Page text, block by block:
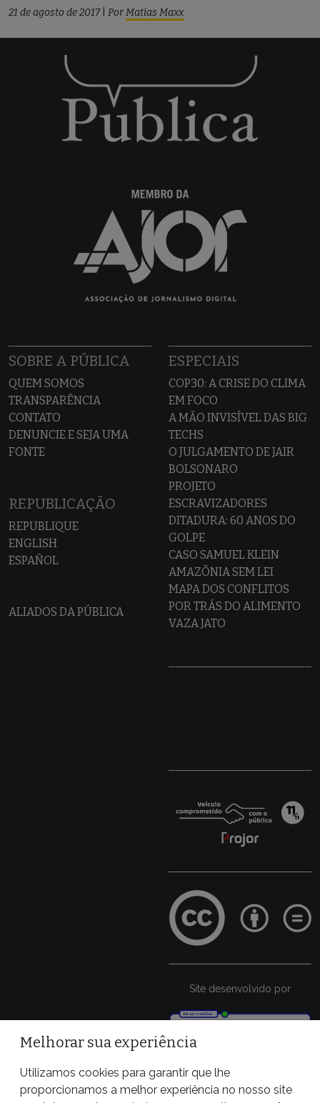
21 de agosto de 2017 PorMatias Maxx
SOBRE A PÚBLICA
QUEM SOMOS
TRANSPARÊNCIA
CONTATO
DENUNCIE E SEJA UMA
FONTE
REPUBLICAÇÃO
REPUBLIQUE
ENGLISH
ESPAÑOL
ALIADOS DA PÚBLICA
ESPECIAIS
COP30: A CRISE DO CLIMA
EM FOCO
A MÃO INVISÍVEL DAS BIG
TECHS
O JULGAMENTO DE JAIR
BOLSONARO
PROJETO
ESCRAVIZADORES
DITADURA: 60 ANOS DO
GOLPE
CASO SAMUEL KLEIN
AMAZÔNIA SEM LEI
MAPA DOS CONFLITOS
POR TRÁS DO ALIMENTO
VAZA JATO
Site desenvolvido por
Melhorar sua experiência
Utilizamos cookies para garantir que lhe
proporcionamos a melhor experiência no nosso site